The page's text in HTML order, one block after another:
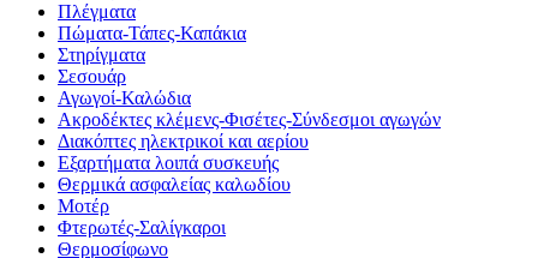
Πλέγματα
Πώματα-Τάπες-Καπάκια
Στηρίγματα
Σεσουάρ
Αγωγοί-Καλώδια
Ακροδέκτες κλέμενς-Φισέτες-Σύνδεσμοι αγωγών
Διακόπτες ηλεκτρικοί και αερίου
Εξαρτήματα λοιπά συσκευής
Θερμικά ασφαλείας καλωδίου
Μοτέρ
Φτερωτές-Σαλίγκαροι
Θερμοσίφωνο